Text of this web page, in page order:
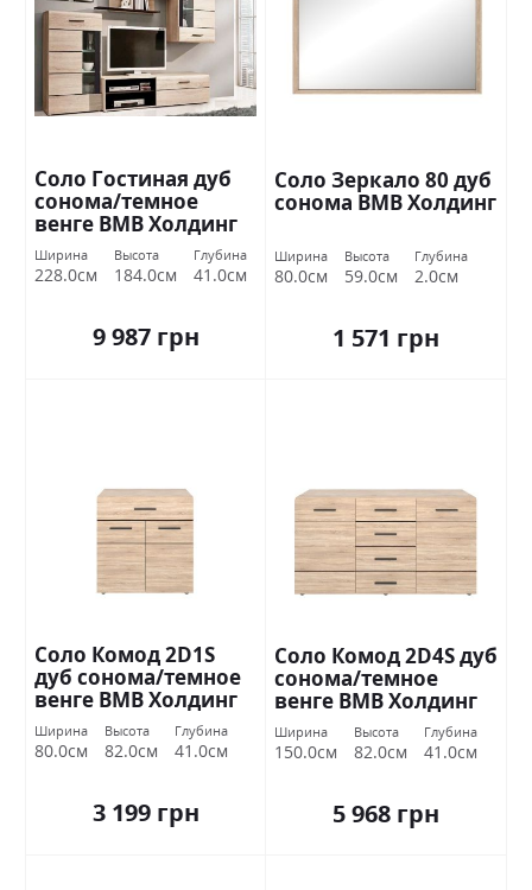
Соло Гостиная дуб
сонома/темное
венге ВМВ Холдинг
Ширина
228.0см
Высота
184.0см
Глубина
41.0см
9 987 грн
Соло Зеркало 80 дуб
сонома ВМВ Холдинг
Ширина
80.0см
Высота
59.0см
Глубина
2.0см
1 571 грн
Соло Комод 2D1S
дуб сонома/темное
венге ВМВ Холдинг
Ширина
80.0см
Высота
82.0см
Глубина
41.0см
3 199 грн
Соло Комод 2D4S дуб
сонома/темное
венге ВМВ Холдинг
Ширина
150.0см
Высота
82.0см
Глубина
41.0см
5 968 грн